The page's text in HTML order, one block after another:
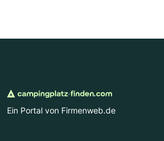
Ein Portal von Firmenweb.de